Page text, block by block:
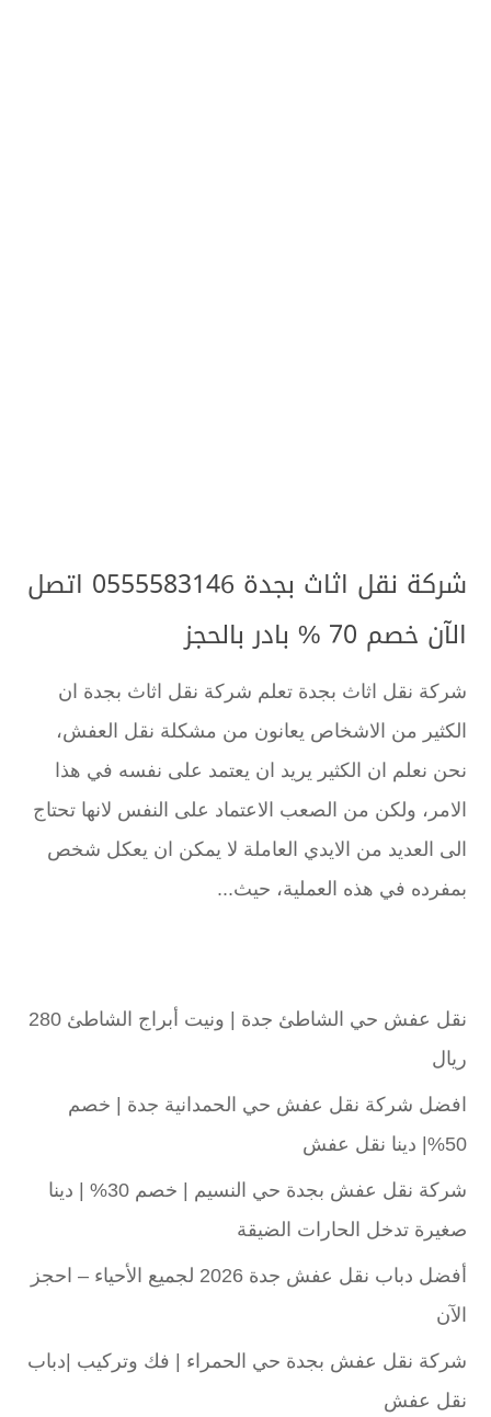
شركة نقل اثاث بجدة 0555583146 اتصل
الآن خصم 70 % بادر بالحجز
شركة نقل اثاث بجدة تعلم شركة نقل اثاث بجدة ان
الكثير من الاشخاص يعانون من مشكلة نقل العفش،
نحن نعلم ان الكثير يريد ان يعتمد على نفسه في هذا
الامر، ولكن من الصعب الاعتماد على النفس لانها تحتاج
الى العديد من الايدي العاملة لا يمكن ان يعكل شخص
بمفرده في هذه العملية، حيث...
نقل عفش حي الشاطئ جدة | ونيت أبراج الشاطئ 280
ريال
افضل شركة نقل عفش حي الحمدانية جدة | خصم
50%| دينا نقل عفش
شركة نقل عفش بجدة حي النسيم | خصم 30% | دينا
صغيرة تدخل الحارات الضيقة
أفضل دباب نقل عفش جدة 2026 لجميع الأحياء – احجز
الآن
شركة نقل عفش بجدة حي الحمراء | فك وتركيب |دباب
نقل عفش